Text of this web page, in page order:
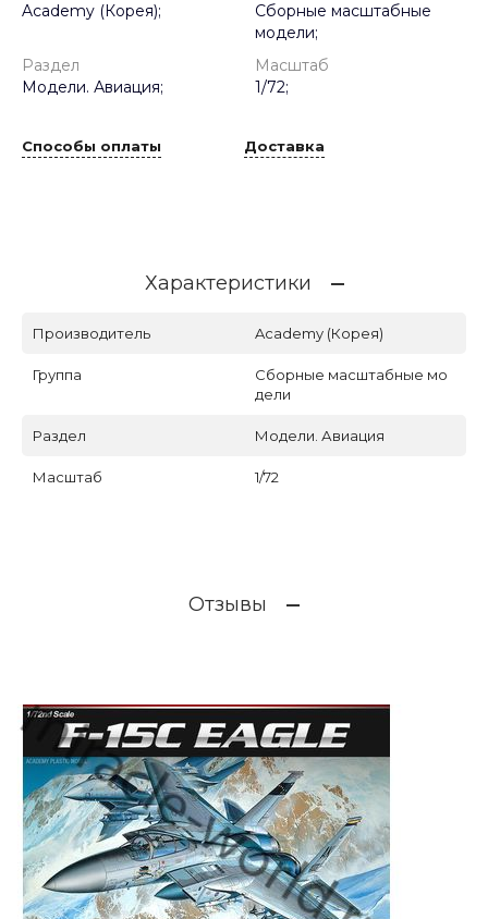
Academy (Корея);
Сборные масштабные
модели;
Раздел
Модели. Авиация;
Масштаб
1/72;
Способы оплаты Доставка
Характеристики
Производитель Academy (Корея)
Группа
Сборные масштабные мо
дели
Раздел Модели. Авиация
Масштаб 1/72
Отзывы